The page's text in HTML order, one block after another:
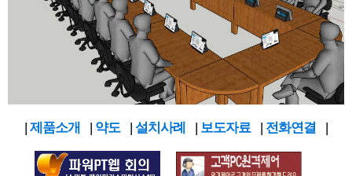
웹서비스
회사소개
| 제품소개 | 약도| 설치사례 | 보도자료| 전화연결 |